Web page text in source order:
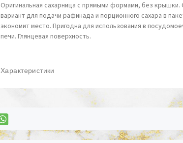
Оригинальная сахарница с прямыми формами, без крышки.
вариант для подачи рафинада и порционного сахара в
экономит место. Пригодна для использования в
печи. Глянцевая поверхность.
Характеристики